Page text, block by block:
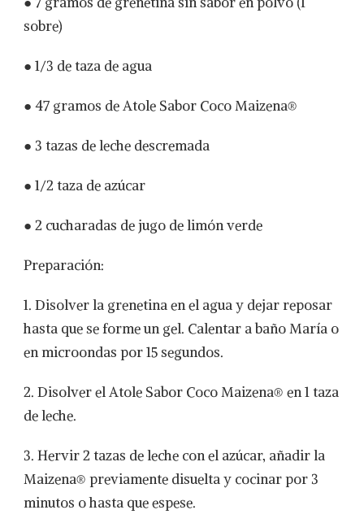
sobre)
● 1/3 de taza de agua
● 47 gramos de Atole Sabor Coco Maizena®
● 3 tazas de leche descremada
● 1/2 taza de azúcar
● 2 cucharadas de jugo de limón verde
Preparación:
1. Disolver la grenetina en el agua y dejar reposar
hasta que se forme un gel. Calentar a baño María o
en microondas por 15 segundos.
2. Disolver el Atole Sabor Coco Maizena® en 1 taza
de leche.
3. Hervir 2 tazas de leche con el azúcar, añadir la
Maizena® previamente disuelta y cocinar por 3
minutos o hasta que espese.